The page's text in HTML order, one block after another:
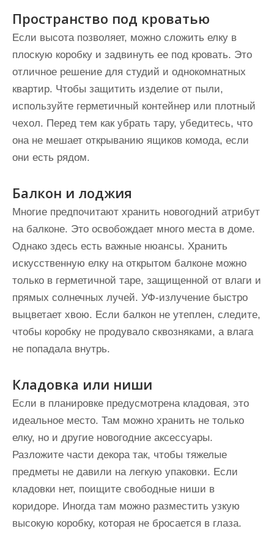
Пространство под кроватью
Если высота позволяет, можно сложить елку в
плоскую коробку и задвинуть ее под кровать. Это
отличное решение для студий и однокомнатных
квартир. Чтобы защитить изделие от пыли,
используйте герметичный контейнер или плотный
чехол. Перед тем как убрать тару, убедитесь, что
она не мешает открыванию ящиков комода, если
они есть рядом.
Балкон и лоджия
Многие предпочитают хранить новогодний атрибут
на балконе. Это освобождает много места в доме.
Однако здесь есть важные нюансы. Хранить
искусственную елку на открытом балконе можно
только в герметичной таре, защищенной от влаги и
прямых солнечных лучей. УФ-излучение быстро
выцветает хвою. Если балкон не утеплен, следите,
чтобы коробку не продувало сквозняками, а влага
не попадала внутрь.
Кладовка или ниши
Если в планировке предусмотрена кладовая, это
идеальное место. Там можно хранить не только
елку, но и другие новогодние аксессуары.
Разложите части декора так, чтобы тяжелые
предметы не давили на легкую упаковки. Если
кладовки нет, поищите свободные ниши в
коридоре. Иногда там можно разместить узкую
высокую коробку, которая не бросается в глаза.